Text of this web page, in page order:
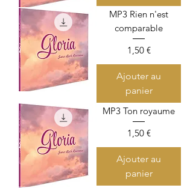
MP3 Rien n'est
comparable
Prix
1,50 €
Ajouter au
panier
MP3 Ton royaume
Prix
1,50 €
Ajouter au
panier